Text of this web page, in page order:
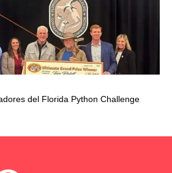
del Florida Python Challenge